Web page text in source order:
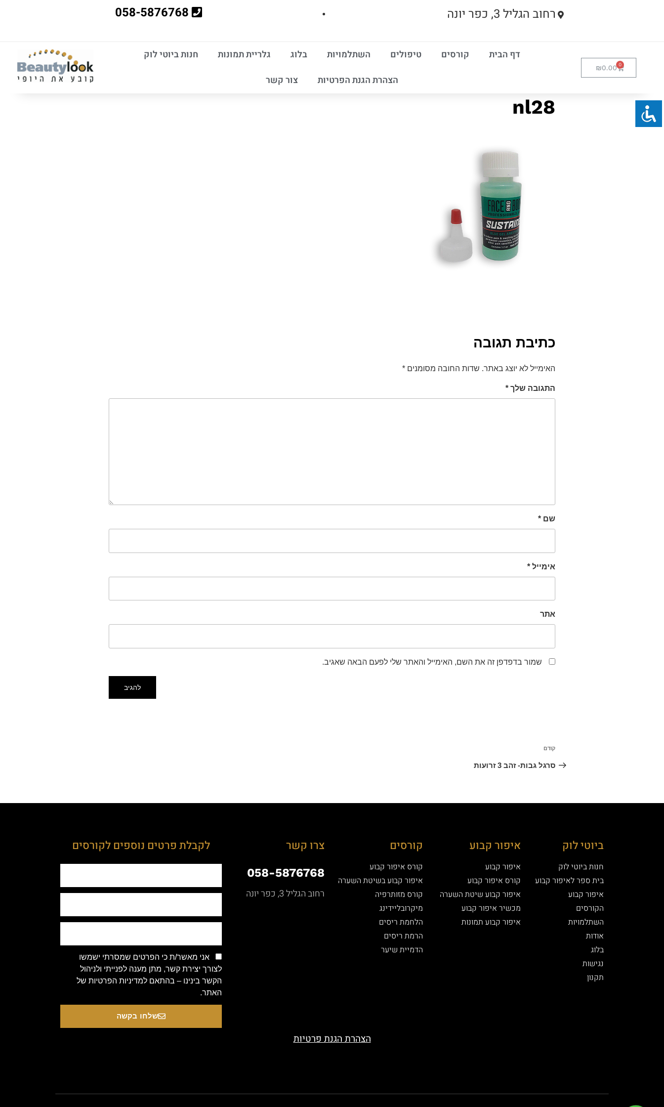
רחוב הגליל 3, כפר יונה 058-5876768
₪0.00
דף הבית קורסים טיפולים השתלמויות בלוג גלריית תמונות
חנות ביוטי לוק
הצהרת הגנת הפרטיות
צור קשר
nl28
כתיבת תגובה
האימייל לא יוצג באתר. שדות החובה מסומנים *
התגובה שלך *
שם *
אימייל *
אתר
שמור בדפדפן זה את השם, האימייל והאתר שלי לפעם הבאה שאגיב.
קודם
סרגל גבות- זהב 3 זרועות
ביוטי לוק
חנות ביוטי לוק
בית ספר לאיפור קבוע
איפור קבוע
הקורסים
השתלמויות
אודות
בלוג
נגישות
תקנון
איפור קבוע
איפור קבוע
קורס איפור קבוע
איפור קבוע שיטת השערה
מכשיר איפור קבוע
איפור קבוע תמונות
קורסים
קורס איפור קבוע
איפור קבוע בשיטת השערה
קורס מזותרפיה
מיקרובליידינג
הלחמת ריסים
הרמת ריסים
הדמיית שיער
צרו קשר
058-5876768
רחוב הגליל 3, כפר יונה
לקבלת פרטים נוספים לקורסים
אני מאשר/ת כי הפרטים שמסרתי ישמשו
לצורך יצירת קשר, מתן מענה לפנייתי ולניהול
הקשר בינינו – בהתאם למדיניות הפרטיות של
האתר.
שלחו בקשה
הצהרת הגנת פרטיות